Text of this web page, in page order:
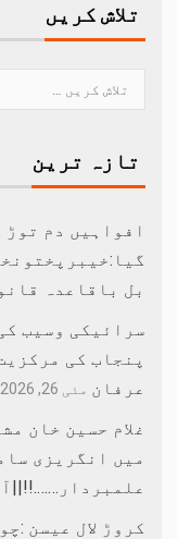
تلاش کریں
تازہ ترین
افواہیں دم
بل باقاعدہ
سرائیکی وسیب
پنجاب کی
عرفان مئی 26, 2026
غلام حسین خان
میں انگریزی
کروڑ لال عیسن